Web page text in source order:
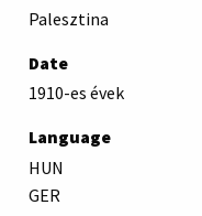
Palesztina
Date
1910-es évek
Language
HUN
GER